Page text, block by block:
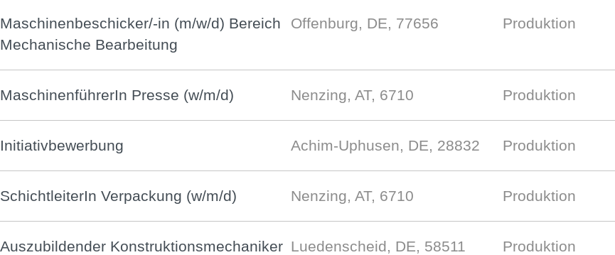
Maschinenbeschicker/-in (m/w/d) Bereich
Mechanische Bearbeitung
Offenburg, DE, 77656 Produktion
MaschinenführerIn Presse (w/m/d) Nenzing, AT, 6710 Produktion
Initiativbewerbung Achim-Uphusen, DE, 28832 Produktion
SchichtleiterIn Verpackung (w/m/d) Nenzing, AT, 6710 Produktion
Auszubildender Konstruktionsmechaniker Luedenscheid, DE, 58511 Produktion